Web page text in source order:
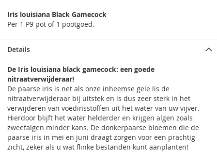
Iris louisiana Black Gamecock
Per 1 P9 pot of 1 pootgoed.
Details
De Iris louisiana black gamecock: een goede
nitraatverwijderaar!
De paarse iris is net als onze inheemse gele lis de
nitraatverwijderaar bij uitstek en is dus zeer sterk in het
verwijderen van voedinsstoffen uit het water van uw vijver.
Hierdoor blijft het water helderder en krijgen algen zoals
zweefalgen minder kans. De donkerpaarse bloemen die de
paarse iris in mei en juni draagt zorgen voor een prachtig
zicht, zeker als u wat flinke bestanden kunt aanplanten!